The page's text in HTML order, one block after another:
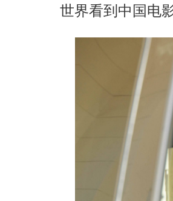
世界看到中国电